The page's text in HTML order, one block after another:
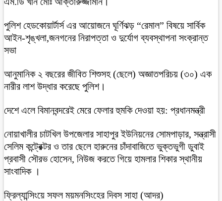
পুলিশ হেডকোয়ার্টার্স এর আয়োজনে ঘূর্ণিঝড় “রেমাল” বিষয়ে সার্বিক
আইন-শৃঙ্খলা,জনগনের নিরাপত্তা ও দুর্যোগ ব্যবস্থাপনা সংক্রান্ত
সভা
আনুমানিক ২ বছরের জীবিত শিশুসহ (ছেলে) অজ্ঞাতপরিচয় (৩০) এক
নারীর লাশ উদ্ধার করেছে পুলিশ।
দেশে এলে বিমানবন্দরেই মেরে ফেলার হুমকি দেওয়া হয়: প্রধানমন্ত্রী
নোয়াখালীর চাটখিল উপজেলার সাহাপুর ইউনিয়নের সোমপাড়ার, সন্ত্রাসী
সেলিম কন্ট্রেক্টর ও তার ছেলে হারুনের চাঁদাবাজিতে ভুক্তভুগী ডুবাই
প্রবাসী সৌরভ হোসেন, নিউজ করতে গিয়ে হামলার শিকার স্থানীয়
সাংবাদিক ।
ফ্রিল্যান্সিংয়ে সফল ময়মনসিংহের দিবস সাহা (আদর)